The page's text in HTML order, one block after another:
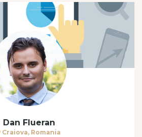
Dan Flueran
Craiova, Romania